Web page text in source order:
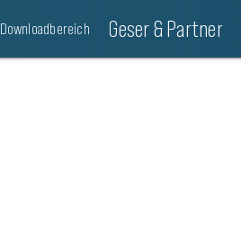
Downloadbereich Geser & Partner